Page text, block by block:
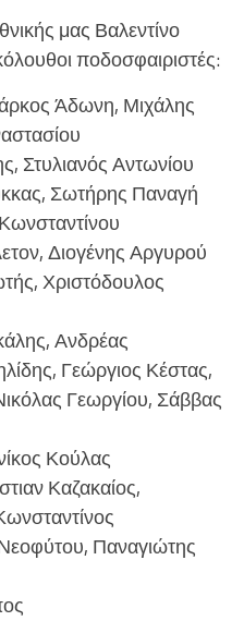
μας Βαλεντίνο
ποδοσφαιριστές:
Άδωνη, Μιχάλης
Στυλιανός Αντωνίου
Σωτήρης Παναγή
Διογένης Αργυρού
Χριστόδουλος
Ανδρέας
Γεώργιος Κέστας,
Γεωργίου, Σάββας
Κούλας
Καζακαίος,
Παναγιώτης